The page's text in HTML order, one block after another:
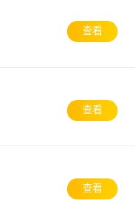
查看
查看
查看